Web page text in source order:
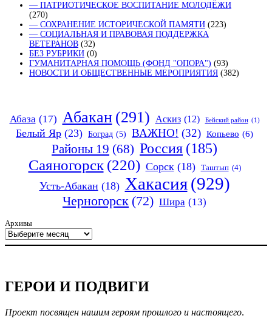
— ПАТРИОТИЧЕСКОЕ ВОСПИТАНИЕ МОЛОДЁЖИ
(270)
— СОХРАНЕНИЕ ИСТОРИЧЕСКОЙ ПАМЯТИ (223)
— СОЦИАЛЬНАЯ И ПРАВОВАЯ ПОДДЕРЖКА
ВЕТЕРАНОВ (32)
БЕЗ РУБРИКИ (0)
ГУМАНИТАРНАЯ ПОМОЩЬ (ФОНД "ОПОРА") (93)
НОВОСТИ И ОБЩЕСТВЕННЫЕ МЕРОПРИЯТИЯ (382)
Абаза (17) Абакан (291) Аскиз (12) Бейский район (1)
Белый Яр (23) Боград (5) ВАЖНО! (32) Копьево (6)
Районы 19 (68) Россия (185)
Саяногорск (220) Сорск (18) Таштып (4)
Усть-Абакан (18) Хакасия (929)
Черногорск (72) Шира (13)
Архивы
ГЕРОИ И ПОДВИГИ
Проект посвящен нашим героям прошлого и настоящего.